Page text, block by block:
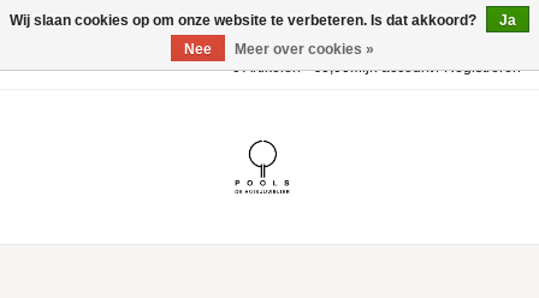
0 Artikelen - €0,00Mijn account / Registreren
Wij slaan cookies op om onze website te verbeteren. Is dat akkoord?
Ja
Nee
Meer over cookies »